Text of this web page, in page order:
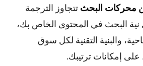
محركات البحث تتجاوز الترجمة
البحث في المحتوى الخاص بك،
والبنية التقنية لكل سوق
إمكانات ترتيبك.